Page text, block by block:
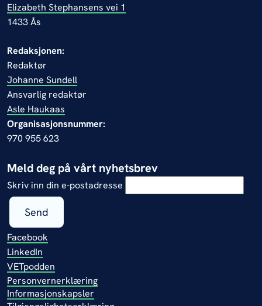
Elizabeth Stephansens vei 1
1433 Ås
Redaksjonen:
Redaktør
Johanne Sundell
Ansvarlig redaktør
Asle Haukaas
Organisasjonsnummer:
970 955 623
Meld deg på vårt nyhetsbrev
Skriv inn din e-postadresse
Send
Facebook
LinkedIn
VETpodden
Personvernerklæring
Informasjonskapsler